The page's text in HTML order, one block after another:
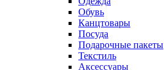
Обувь
Канцтовары
Посуда
Подарочные пакеты
Текстиль
Аксессуары